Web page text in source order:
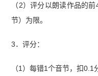
（2）评分以朗读作品的
节）为限。
3．评分：
（1）每错1个音节，扣0.1